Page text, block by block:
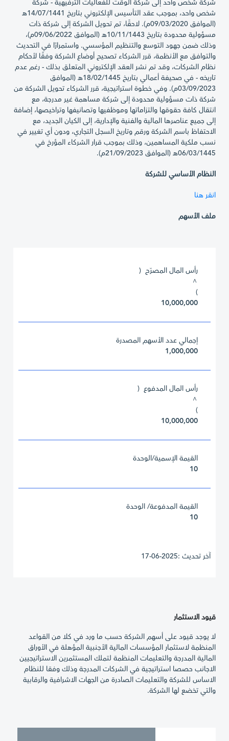
شركة شخص واحد إلى شركة الوقت للفعاليات الترفيهية - شركة
شخص واحد، بموجب عقد التأسيس الإلكتروني بتاريخ 14/07/1441هـ
(الموافق 09/03/2020م). لاحقًا، تم تحويل الشركة إلى شركة ذات
مسؤولية محدودة بتاريخ 10/11/1443هـ (الموافق 09/06/2022م)،
وذلك ضمن جهود التوسع والتنظيم المؤسسي. واستمرارًا في التحديث
والتوافق مع الأنظمة، قرر الشركاء تصحيح أوضاع الشركة وفقًا لأحكام
نظام الشركات، وقد تم نشر العقد الإلكتروني المتعلق بذلك - رغم عدم
تاريخه - في صحيفة أعمالي بتاريخ 18/02/1445هـ (الموافق
03/09/2023م). وفي خطوة استراتيجية، قرر الشركاء تحويل الشركة من
شركة ذات مسؤولية محدودة إلى شركة مساهمة غير مدرجة، مع
انتقال كافة حقوقها والتزاماتها وموظفيها وتصانيفها وتراخيصها، إضافة
إلى جميع عناصرها المالية والفنية والإدارية، إلى الكيان الجديد، مع
الاحتفاظ باسم الشركة ورقم وتاريخ السجل التجاري، ودون أي تغيير في
نسب ملكية المساهمين، وذلك بموجب قرار الشركاء المؤرخ في
06/03/1445هـ (الموافق 21/09/2023م).
النظام الأساسي للشركة
انقر هنا
ملف الأسهم
رأس المال المصرّح (
^
)
10,000,000
إجمالي عدد الأسهم المصدرة
1,000,000
رأس المال المدفوع (
^
)
10,000,000
القيمة الإسمية/الوحدة
10
القيمة المدفوعة/ الوحدة
10
آخر تحديث :2025-06-17
قيود الاستثمار
لا يوجد قيود على أسهم الشركة حسب ما ورد في كلا من القواعد
المنظمة لاستثمار المؤسسات المالية الأجنبية المؤهلة في الأوراق
المالية المدرجة والتعليمات المنظمة لتملك المستثمرين الاستراتيجيين
الاجانب حصصا استراتيجية في الشركات المدرجة وذلك وفقا للنظام
الاساس للشركة والتعليمات الصادرة من الجهات الاشرافية والرقابية
والتي تخضع لها الشركة.